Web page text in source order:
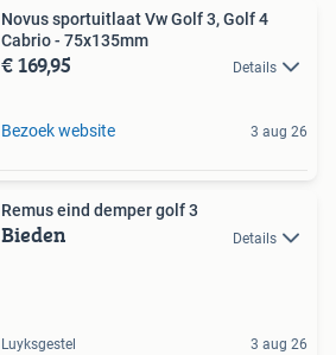
Novus sportuitlaat Vw Golf 3, Golf 4
Cabrio - 75x135mm
€ 169,95 Details
Bezoek website 3 aug 26
Remus eind demper golf 3
Bieden Details
Luyksgestel 3 aug 26